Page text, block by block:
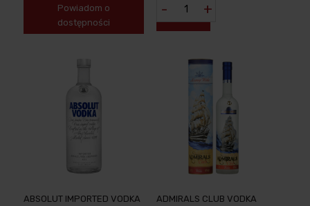
Powiadom o
dostępności
- +
ABSOLUT IMPORTED VODKA
ADMIRALS CLUB VODKA